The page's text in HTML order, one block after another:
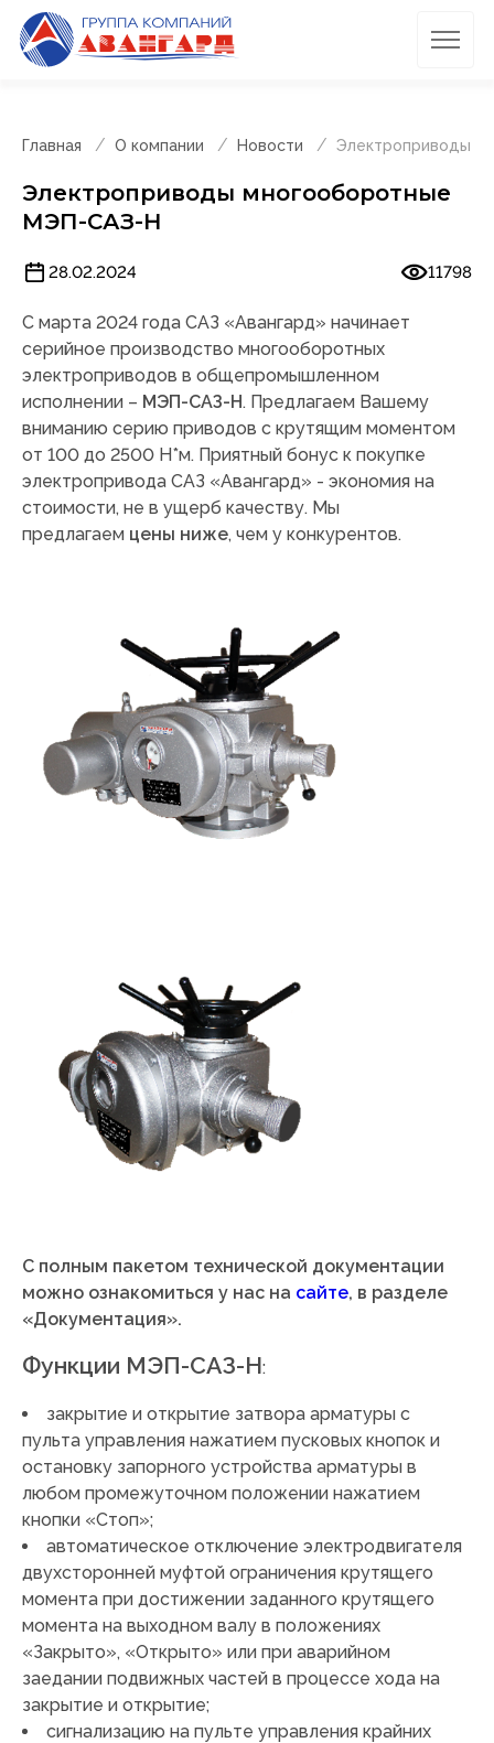
Главная О компании Новости Электроприводы
Электроприводы многооборотные
МЭП-САЗ-Н
28.02.2024 11798
С марта 2024 года САЗ «Авангард» начинает
серийное производство многооборотных
электроприводов в общепромышленном
исполнении – МЭП-САЗ-Н. Предлагаем Вашему
вниманию серию приводов с крутящим моментом
от 100 до 2500 Н*м. Приятный бонус к покупке
электропривода САЗ «Авангард» - экономия на
стоимости, не в ущерб качеству. Мы
предлагаем цены ниже, чем у конкурентов.
С полным пакетом технической документации
можно ознакомиться у нас на сайте, в разделе
«Документация».
Функции МЭП-САЗ-Н:
закрытие и открытие затвора арматуры с
пульта управления нажатием пусковых кнопок и
остановку запорного устройства арматуры в
любом промежуточном положении нажатием
кнопки «Cтоп»;
автоматическое отключение электродвигателя
двухсторонней муфтой ограничения крутящего
момента при достижении заданного крутящего
момента на выходном валу в положениях
«Закрыто», «Открыто» или при аварийном
заедании подвижных частей в процессе хода на
закрытие и открытие;
сигнализацию на пульте управления крайних